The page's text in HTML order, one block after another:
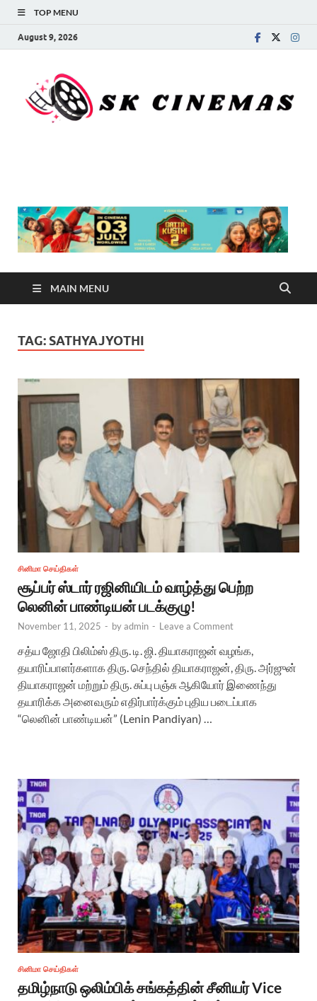
TOP MENU
August 9, 2026
MAIN MENU
TAG: SATHYAJYOTHI
சினிமா செய்திகள்
சூப்பர் ஸ்டார் ரஜினியிடம் வாழ்த்து பெற்ற
லெனின் பாண்டியன் படக்குழு!
November 11, 2025 - byadmin - Leave a Comment
சத்ய ஜோதி பிலிம்ஸ் திரு. டி. ஜி. தியாகராஜன் வழங்க,
தயாரிப்பாளர்களாக திரு. செந்தில் தியாகராஜன், திரு. அர்ஜுன்
தியாகராஜன் மற்றும் திரு. சுப்பு பஞ்சு ஆகியோர் இணைந்து
தயாரிக்க அனைவரும் எதிர்பார்க்கும் புதிய படைப்பாக
“லெனின் பாண்டியன்” (Lenin Pandiyan) …
சினிமா செய்திகள்
தமிழ்நாடு ஒலிம்பிக் சங்கத்தின் சீனியர் Vice